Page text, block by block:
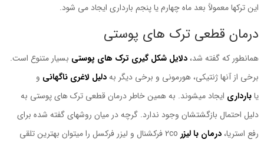
این ترکها معمولاً بعد ماه چهارم یا پنجم بارداری ایجاد می شود.
درمان قطعی ترک های پوستی
همانطور که گفته شد،دلایل شکل گیری ترک های پوستی بسیار متنوع است.
برخی از آنها ژنتیکی، هورمونی و برخی دیگر بهدلیل لاغری ناگهانی و
یابارداری ایجاد میشوند. به همین خاطر درمان قطعی ترک های پوستی به
دلیل احتمال بازگشتشان وجود ندارد. گرچه در میان روشهای گفته شده برای
رفع استریا،درمان با لیزر co 2 فرکشنال و لیزر فرکسل را میتوان بهترین تلقی